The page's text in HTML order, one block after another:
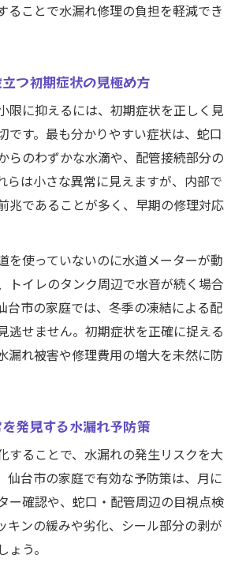
ることで水漏れ修理の負担を軽減でき
つ初期症状の見極め方
限に抑えるには、初期症状を正しく見
です。最も分かりやすい症状は、蛇口
らのわずかな水滴や、配管接続部分の
らは小さな異常に見えますが、内部で
兆であることが多く、早期の修理対応
を使っていないのに水道メーターが動
トイレのタンク周辺で水音が続く場合
台市の家庭では、冬季の凍結による配
逃せません。初期症状を正確に捉える
漏れ被害や修理費用の増大を未然に防
発見する水漏れ予防策
することで、水漏れの発生リスクを大
仙台市の家庭で有効な予防策は、月に
ー確認や、蛇口・配管周辺の目視点検
キンの緩みや劣化、シール部分の剥が
う。